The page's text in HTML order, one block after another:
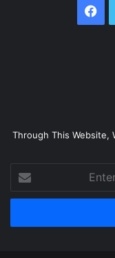
Through This Website,
your
Email